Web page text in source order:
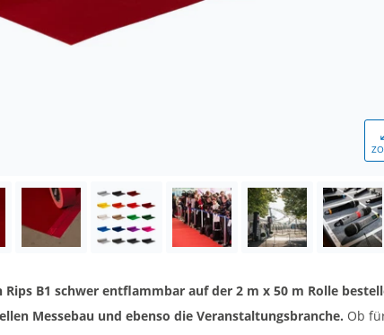
B1 schwer entflammbar auf der 2 m x 50 m Rolle
Messebau und ebenso die Veranstaltungsbranche. Ob